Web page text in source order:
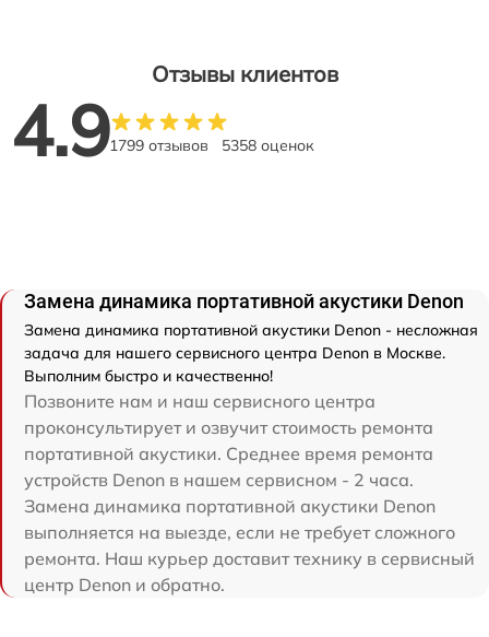
Отзывы клиентов
4.91799 отзывов 5358 оценок
Замена динамика портативной акустики Denon
Замена динамика портативной акустики Denon - несложная
задача для нашего сервисного центра Denon в Москве.
Выполним быстро и качественно!
Позвоните нам и наш сервисного центра
проконсультирует и озвучит стоимость ремонта
портативной акустики. Среднее время ремонта
устройств Denon в нашем сервисном - 2 часа.
Замена динамика портативной акустики Denon
выполняется на выезде, если не требует сложного
ремонта. Наш курьер доставит технику в сервисный
центр Denon и обратно.